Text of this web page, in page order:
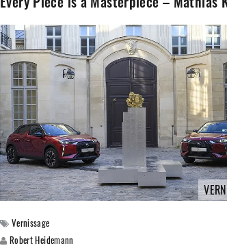
Vernissage
Robert Heidemann